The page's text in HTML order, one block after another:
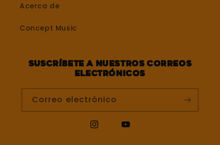
Acerca de
Concept Music
Suscríbete a nuestros correos
electrónicos
Correo electrónico
Instagram